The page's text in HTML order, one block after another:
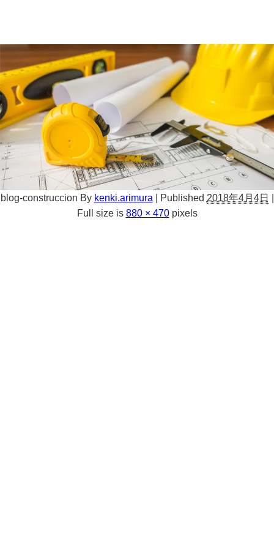
blog-construccion By kenki.arimura Published 2018年4月4日
Full size is 880 × 470pixels